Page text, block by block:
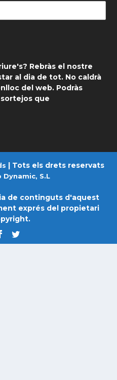
Rebràs el nostre
al dia de tot. No caldrà
del web. Podràs
que
| Tots els drets reservats
Dynamic, S.L
de continguts d'aquest
exprés del propietari